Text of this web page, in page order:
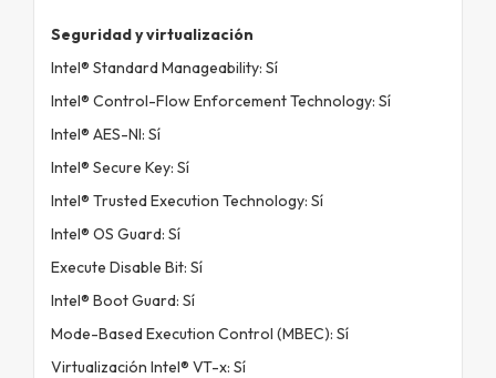
Seguridad y virtualización
Intel® Standard Manageability: Sí
Intel® Control-Flow Enforcement Technology: Sí
Intel® AES-NI: Sí
Intel® Secure Key: Sí
Intel® Trusted Execution Technology: Sí
Intel® OS Guard: Sí
Execute Disable Bit: Sí
Intel® Boot Guard: Sí
Mode-Based Execution Control (MBEC): Sí
Virtualización Intel® VT-x: Sí